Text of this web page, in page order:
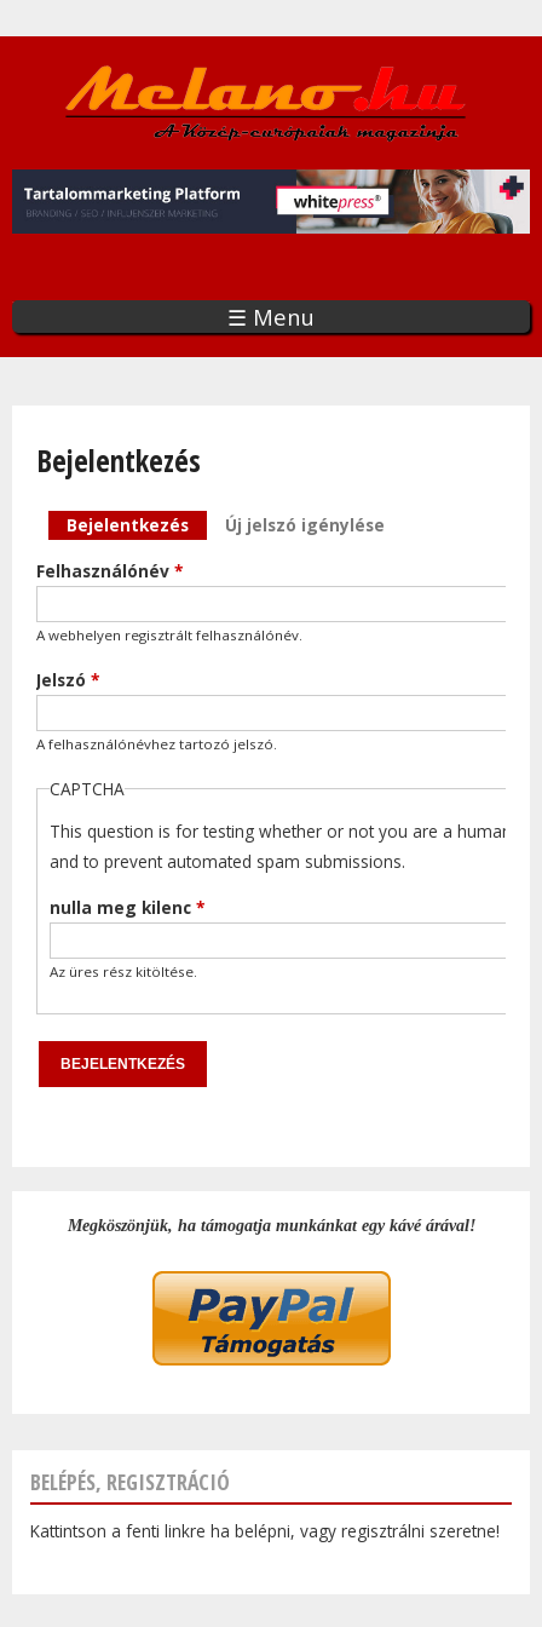
a
tartalomra
☰ Menu
Bejelentkezés
Elsődleges fülek
Bejelentkezés (aktív fül)
Új jelszó igénylése
Felhasználónév *
A webhelyen regisztrált felhasználónév.
Jelszó *
A felhasználónévhez tartozó jelszó.
CAPTCHA
This question is for testing whether or not you are a human
and to prevent automated spam submissions.
nulla meg kilenc *
Az üres rész kitöltése.
Megköszönjük, ha támogatja munkánkat egy kávé árával!
BELÉPÉS, REGISZTRÁCIÓ
Kattintson a fenti linkre ha belépni, vagy regisztrálni szeretne!